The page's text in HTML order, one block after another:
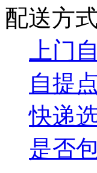
配送方
上门
自提
快递
是否